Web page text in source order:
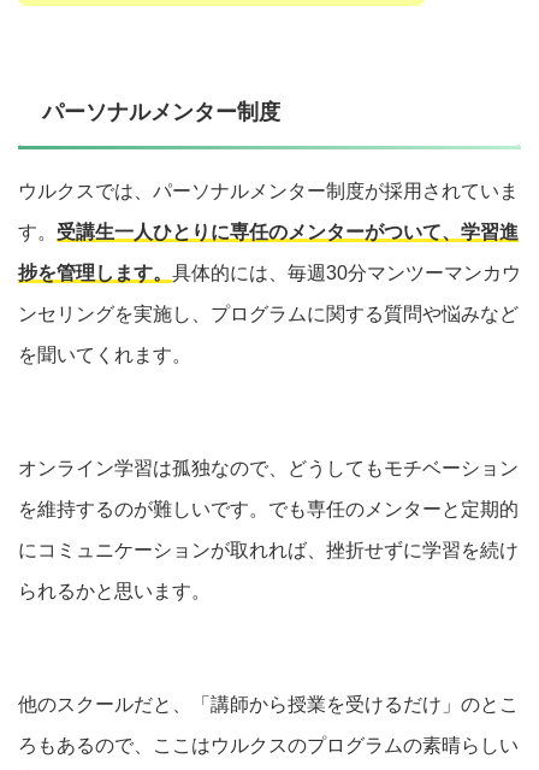
パーソナルメンター制度
ウルクスでは、パーソナルメンター制度が採用されていま
す。 受講生一人ひとりに専任のメンターがついて、学習進
捗を管理します。 具体的には、毎週30分マンツーマンカウ
ンセリングを実施し、プログラムに関する質問や悩みなど
を聞いてくれます。
オンライン学習は孤独なので、どうしてもモチベーション
を維持するのが難しいです。でも専任のメンターと定期的
にコミュニケーションが取れれば、挫折せずに学習を続け
られるかと思います。
他のスクールだと、「講師から授業を受けるだけ」のとこ
ろもあるので、ここはウルクスのプログラムの素晴らしい